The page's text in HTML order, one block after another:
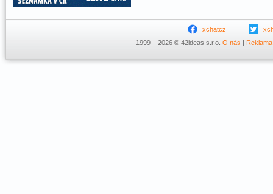
xchatcz
1999 – 2026 © 42ideas s.r.o. O nás | Reklama